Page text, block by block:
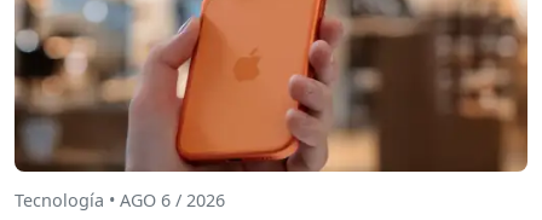
Tecnología • AGO 6 / 2026